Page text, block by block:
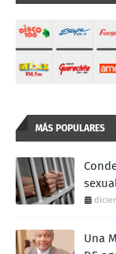
MÁS POPULARES
Una